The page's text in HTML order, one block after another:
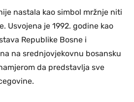
nastala kao simbol mržnje niti
Usvojena je 1992. godine kao
Republike Bosne i
na srednjovjekovnu bosansku
da predstavlja sve